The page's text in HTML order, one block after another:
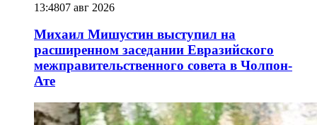
13:4807 авг 2026
Михаил Мишустин выступил на
расширенном заседании Евразийского
межправительственного совета в Чолпон-
Ате